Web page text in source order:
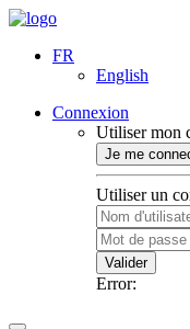
FR
English
Connexion
Utiliser mon
Je me
Utiliser un
Valider
Error: